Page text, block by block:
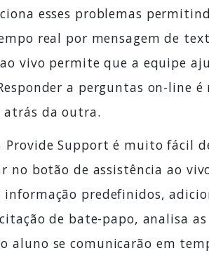
esses problemas
real por mensagem de
vivo permite que a equipe
a perguntas on-line
atrás da outra.
Provide Support é muito fácil
no botão de assistência ao
informação predefinidos,
de bate-papo, analisa
aluno se comunicarão em